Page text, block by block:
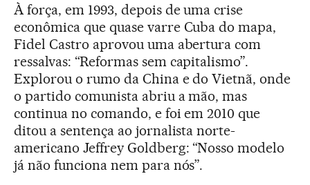
À força, em 1993, depois de uma crise
econômica que quase varre Cuba do mapa,
Fidel Castro aprovou uma abertura com
ressalvas: “Reformas sem capitalismo”.
Explorou o rumo da China e do Vietnã, onde
o partido comunista abriu a mão, mas
continua no comando, e foi em 2010 que
ditou a sentença ao jornalista norte-
americano Jeffrey Goldberg: “Nosso modelo
já não funciona nem para nós”.